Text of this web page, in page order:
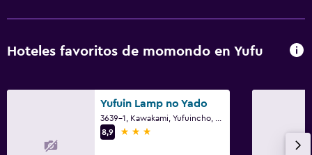
Hoteles favoritos de momondo en Yufu
Yufuin Lamp no Yado
8,9
3 estrellas